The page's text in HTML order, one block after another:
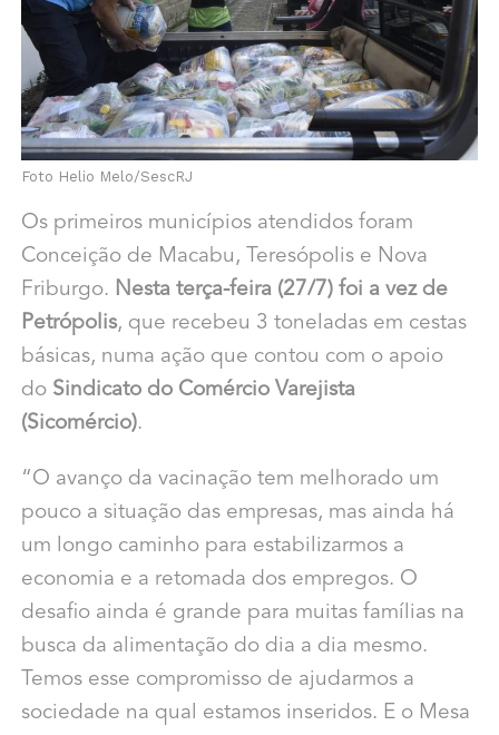
Foto Helio Melo/SescRJ
Os primeiros municípios atendidos foram
Conceição de Macabu, Teresópolis e Nova
Friburgo. Nesta terça-feira (27/7) foi a vez de
Petrópolis, que recebeu 3 toneladas em cestas
básicas, numa ação que contou com o apoio
do Sindicato do Comércio Varejista
(Sicomércio).
“O avanço da vacinação tem melhorado um
pouco a situação das empresas, mas ainda há
um longo caminho para estabilizarmos a
economia e a retomada dos empregos. O
desafio ainda é grande para muitas famílias na
busca da alimentação do dia a dia mesmo.
Temos esse compromisso de ajudarmos a
sociedade na qual estamos inseridos. E o Mesa